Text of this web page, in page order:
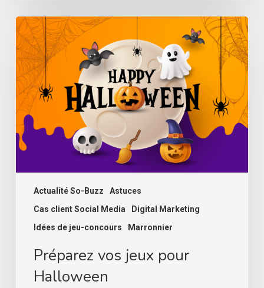
Actualité So-Buzz
Astuces
Cas client Social Media
Digital Marketing
Idées de jeu-concours
Marronnier
Préparez
vos
jeux
pour
Halloween
Préparez vos jeux pour
Halloween